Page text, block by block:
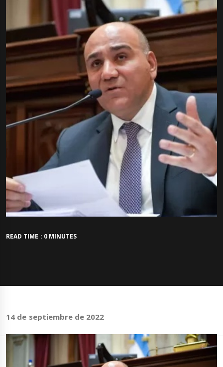
READ TIME : 0 MINUTES
14 de septiembre de 2022